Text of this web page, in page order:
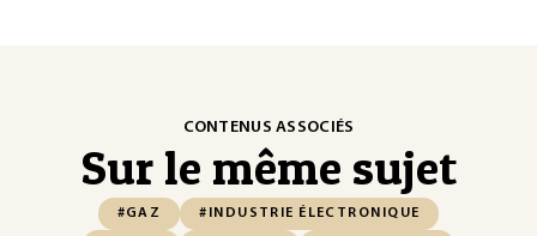
CONTENUS ASSOCIÉS
Sur le même sujet
#GAZ #INDUSTRIE ÉLECTRONIQUE